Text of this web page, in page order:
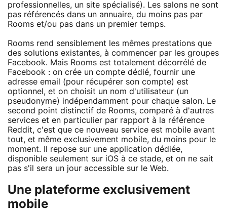
professionnelles, un site spécialisé). Les salons ne sont
pas référencés dans un annuaire, du moins pas par
Rooms et/ou pas dans un premier temps.
Rooms rend sensiblement les mêmes prestations que
des solutions existantes, à commencer par les groupes
Facebook. Mais Rooms est totalement décorrélé de
Facebook : on crée un compte dédié, fournir une
adresse email (pour récupérer son compte) est
optionnel, et on choisit un nom d'utilisateur (un
pseudonyme) indépendamment pour chaque salon. Le
second point distinctif de Rooms, comparé à d'autres
services et en particulier par rapport à la référence
Reddit, c'est que ce nouveau service est mobile avant
tout, et même exclusivement mobile, du moins pour le
moment. Il repose sur une application dédiée,
disponible seulement sur iOS à ce stade, et on ne sait
pas s'il sera un jour accessible sur le Web.
Une plateforme exclusivement
mobile